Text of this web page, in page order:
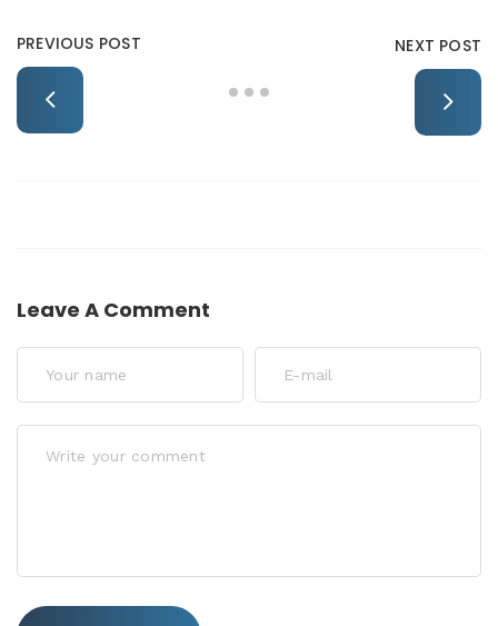
PREVIOUS POST NEXT POST
Leave A Comment